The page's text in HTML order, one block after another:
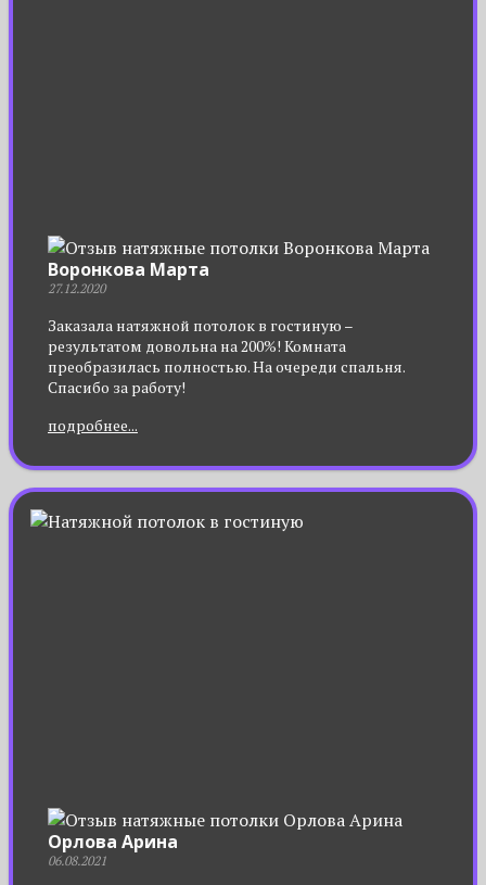
Воронкова Марта
27.12.2020
Заказала натяжной потолок в гостиную –
результатом довольна на 200%! Комната
преобразилась полностью. На очереди спальня.
Спасибо за работу!
подробнее...
Орлова Арина
06.08.2021